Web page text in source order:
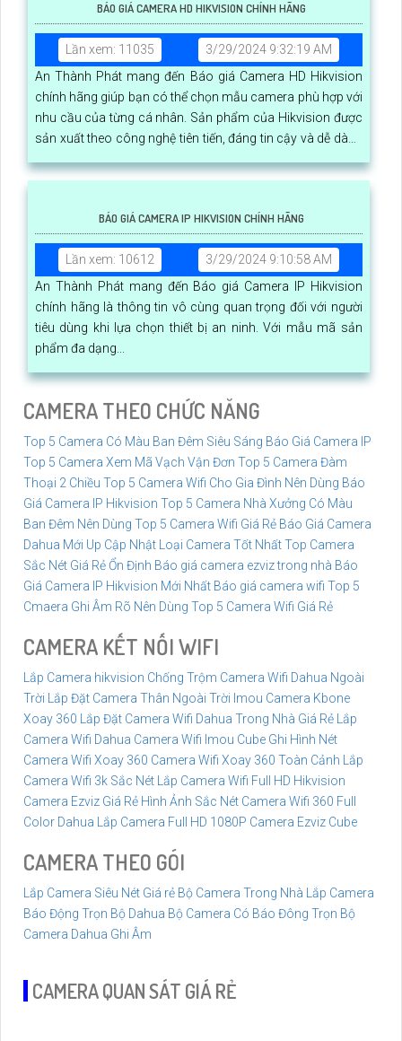
BÁO GIÁ CAMERA HD HIKVISION CHÍNH HÃNG
Lần xem: 11035
3/29/2024 9:32:19 AM
An Thành Phát mang đến Báo giá Camera HD Hikvision
chính hãng giúp bạn có thể chọn mẫu camera phù hợp với
nhu cầu của từng cá nhân. Sản phẩm của Hikvision được
sản xuất theo công nghệ tiên tiến, đáng tin cậy và dễ dàng
BÁO GIÁ CAMERA IP HIKVISION CHÍNH HÃNG
Lần xem: 10612
3/29/2024 9:10:58 AM
An Thành Phát mang đến Báo giá Camera IP Hikvision
chính hãng là thông tin vô cùng quan trọng đối với người
tiêu dùng khi lựa chọn thiết bị an ninh. Với mẫu mã sản
phẩm đa dạng...
CAMERA THEO CHỨC NĂNG
Top 5 Camera Có Màu Ban Đêm Siêu Sáng Báo Giá Camera IP
Top 5 Camera Xem Mã Vạch Vận Đơn Top 5 Camera Đàm
Thoại 2 Chiều Top 5 Camera Wifi Cho Gia Đình Nên Dùng Báo
Giá Camera IP Hikvision Top 5 Camera Nhà Xưởng Có Màu
Ban Đêm Nên Dùng Top 5 Camera Wifi Giá Rẻ Báo Giá Camera
Dahua Mới Up Cập Nhật
Loại Camera Tốt NhấtTop Camera
Sắc Nét Giá Rẻ Ổn Định Báo giá camera ezviz trong nhà Báo
Giá Camera IP Hikvision Mới Nhất Báo giá camera wifi Top 5
Cmaera Ghi Âm Rõ Nên Dùng Top 5 Camera Wifi Giá Rẻ
CAMERA KẾT NỐI WIFI
Lắp Camera hikvision Chống Trộm Camera Wifi Dahua Ngoài
Trời
Lắp Đặt Camera Thân Ngoài Trời Imou Camera Kbone
Xoay 360
Lắp Đặt Camera Wifi Dahua Trong Nhà Giá Rẻ
Lắp
Camera Wifi Dahua Camera Wifi Imou Cube Ghi Hình Nét
Camera Wifi Xoay 360 Camera Wifi Xoay 360 Toàn Cảnh
Lắp
Camera Wifi 3k Sắc Nét
Lắp Camera Wifi Full HD Hikvision
Camera Ezviz Giá Rẻ Hình Ảnh Sắc Nét Camera Wifi 360 Full
Color Dahua
Lắp Camera Full HD 1080P Camera Ezviz Cube
CAMERA THEO GÓI
Lắp Camera Siêu Nét Giá rẻ Bộ Camera Trong Nhà
Lắp Camera
Báo Động Trọn Bộ Dahua Bộ Camera Có Báo Đông Trọn Bộ
Camera Dahua Ghi Âm
CAMERA QUAN SÁT GIÁ RẺ